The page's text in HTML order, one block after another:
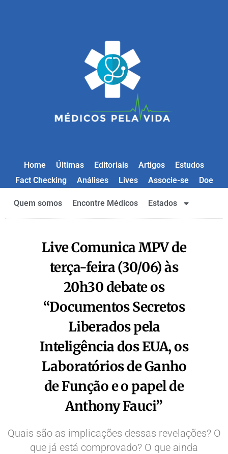
Home Últimas Editoriais Artigos
Estudos
Fact Checking
Análises Lives Associe-se Doe
Quem somos Encontre Médicos Estados
Live Comunica MPV de
terça-feira (30/06) às
20h30 debate os
“Documentos Secretos
Liberados pela
Inteligência dos EUA, os
Laboratórios de Ganho
de Função e o papel de
Anthony Fauci”
Quais são as implicações dessas revelações? O
que já está comprovado? O que ainda